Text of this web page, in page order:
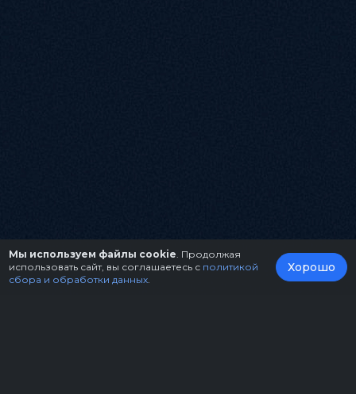
Мы используем файлы cookie . Продолжая
использовать сайт, вы соглашаетесь с политикой
сбора и обработки данных
Хорошо